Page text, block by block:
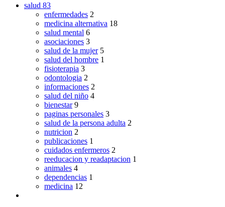
salud 83
enfermedades 2
medicina alternativa 18
salud mental 6
asociaciones 3
salud de la mujer 5
salud del hombre 1
fisioterapia 3
odontologia 2
informaciones 2
salud del niño 4
bienestar 9
paginas personales 3
salud de la persona adulta 2
nutricion 2
publicaciones 1
cuidados enfermeros 2
reeducacion y readaptacion 1
animales 4
dependencias 1
medicina 12